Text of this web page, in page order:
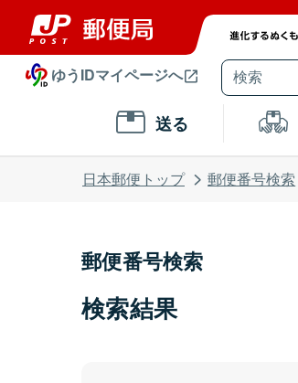
ゆうIDマイページへ
送る
日本郵便トップ 郵便番号検索
郵便番号検索
検索結果